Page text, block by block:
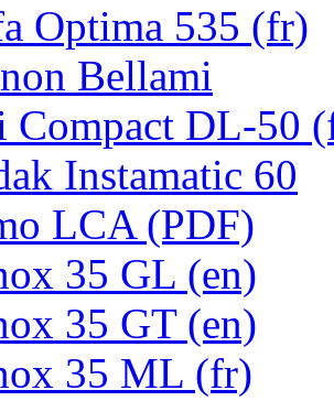
Optima 535 (fr)
Bellami
Compact DL-50
Instamatic 60
LCA (PDF)
35 GL (en)
35 GT (en)
35 ML (fr)